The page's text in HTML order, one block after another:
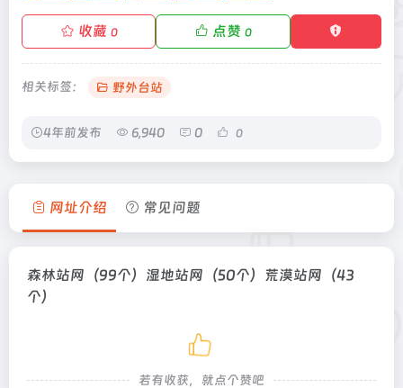
收藏 0 点赞 0
相关标签： 野外台站
4年前发布 6,940 0 0
网址介绍 常见问题
森林站网（99个）湿地站网（50个）荒漠站网（43
个）
若有收获，就点个赞吧